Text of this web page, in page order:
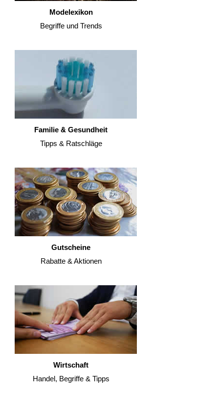
Modelexikon
Begriffe und Trends
Familie & Gesundheit
Tipps & Ratschläge
Gutscheine
Rabatte & Aktionen
Wirtschaft
Handel, Begriffe & Tipps